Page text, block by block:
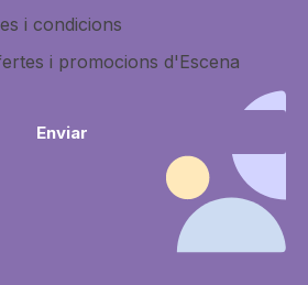
i condicions
i promocions d'Escena
Enviar